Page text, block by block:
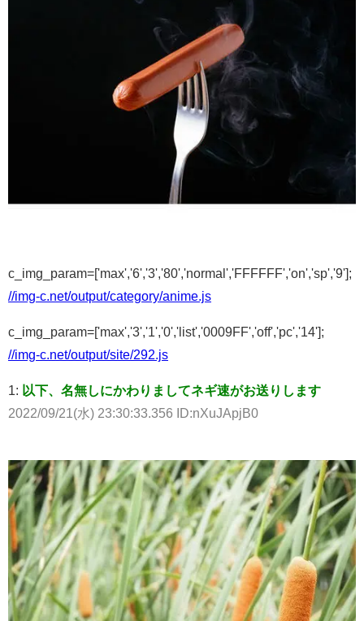
c_img_param=['max','6','3','80','normal','FFFFFF','on','sp','9'];
//img-c.net/output/category/anime.js
c_img_param=['max','3','1','0','list','0009FF','off','pc','14'];
//img-c.net/output/site/292.js
1: 以下、名無しにかわりましてネギ速がお送りします
2022/09/21(水) 23:30:33.356 ID:nXuJApjB0